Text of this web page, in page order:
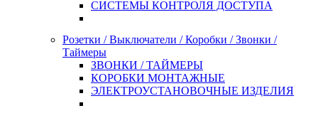
СИСТЕМЫ КОНТРОЛЯ ДОСТУПА
Розетки / Выключатели / Коробки / Звонки /
Таймеры
ЗВОНКИ / ТАЙМЕРЫ
КОРОБКИ МОНТАЖНЫЕ
ЭЛЕКТРОУСТАНОВОЧНЫЕ ИЗДЕЛИЯ